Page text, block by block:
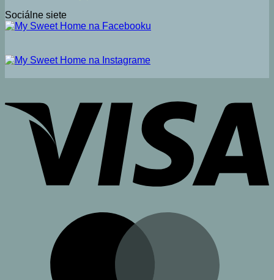
Sociálne siete